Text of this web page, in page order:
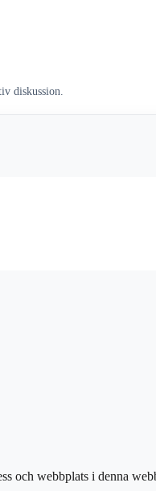
diskussion.
och webbplats i denna